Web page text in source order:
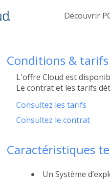
Découvrir
Conditions &
L'offre Cloud est
Le contrat et les tarifs
Consultez les tarifs
Consultez le contrat
Caractéristiques
Un Système